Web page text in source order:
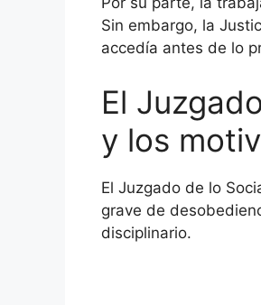
Sin embargo, la
accedía antes de lo
El
y los
El Juzgado de lo
grave de
disciplinario.